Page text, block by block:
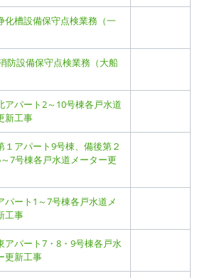
化槽設備保守点検業務（一
防設備保守点検業務（大船
アパート2～10号棟各戸水道
新工事
１アパート9号棟、備後第２
7号棟各戸水道メーター更
パート1～7号棟各戸水道メ
工事
アパート7・8・9号棟各戸水
更新工事